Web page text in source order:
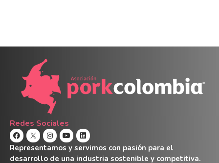
Redes Sociales
Representamos y servimos con pasión para el
desarrollo de una industria sostenible y competitiva.